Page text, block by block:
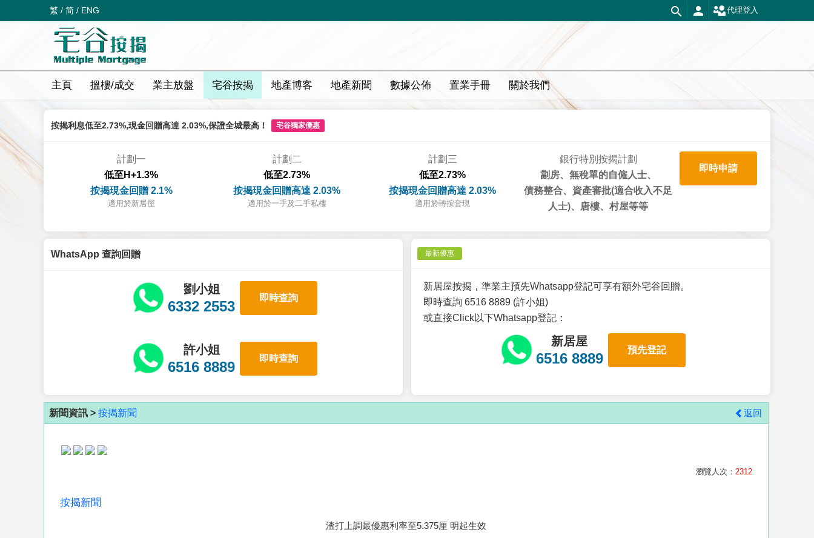
繁 / 简 / ENG 代理登入
主頁 搵樓/成交 業主放盤 宅谷按揭 地產博客 地產新聞 數據公佈 置業手冊 關於我們
按揭利息低至2.73%,現金回贈高達 2.03%,保證全城最高！ 宅谷獨家優惠
計劃一
低至H+1.3%
按揭現金回贈 2.1%
適用於新居屋
計劃二
低至2.73%
按揭現金回贈高達 2.03%
適用於一手及二手私樓
計劃三
低至2.73%
按揭現金回贈高達 2.03%
適用於轉按套現
銀行特別按揭計劃
劏房、無稅單的自僱人士、
債務整合、資產審批(適合收入不足
人士)、唐樓、村屋等等
即時申請
WhatsApp 查詢回贈
劉小姐
6332 2553
即時查詢
許小姐
6516 8889
即時查詢
最新優惠
新居屋按揭，準業主預先Whatsapp登記可享有額外宅谷回贈。
即時查詢 6516 8889 (許小姐)
或直接Click以下Whatsapp登記：
新居屋
6516 8889
預先登記
新聞資訊 > 按揭新聞 返回
瀏覽人次： 2312
按揭新聞
渣打上調最優惠利率至5.375厘 明起生效